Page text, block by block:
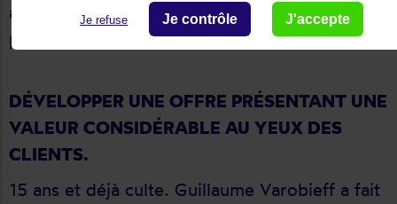
accompagnement au démarrage, le soutien est
présent dans la durée.
DÉVELOPPER UNE OFFRE PRÉSENTANT UNE
VALEUR CONSIDÉRABLE AU YEUX DES
CLIENTS.
15 ans et déjà culte. Guillaume Varobieff a fait
Je refuse Je contrôle J'accepte